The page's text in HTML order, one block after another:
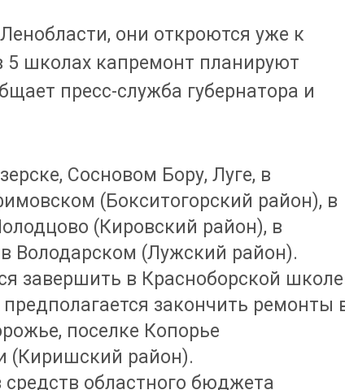
они откроются уже к
5 школах капремонт планируют
пресс-служба губернатора и
Сосновом Бору, Луге, в
(Бокситогорский район), в
(Кировский район), в
Володарском (Лужский район).
завершить в Красноборской школе
закончить ремонты
поселке Копорье
(Киришский район).
областного бюджета